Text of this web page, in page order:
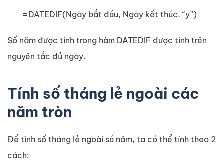
=DATEDIF(Ngày bắt đầu, Ngày kết thúc, “y”)
Số năm được tính trong hàm DATEDIF được tính trên
nguyên tắc đủ ngày.
Tính số tháng lẻ ngoài các
năm tròn
Để tính số tháng lẻ ngoài số năm, ta có thể tính theo 2
cách: